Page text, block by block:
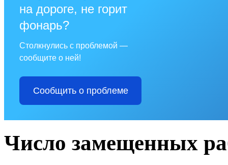
на дороге, не горит
фонарь?
Столкнулись с проблемой —
сообщите о ней!
Сообщить о проблеме
Число замещенных